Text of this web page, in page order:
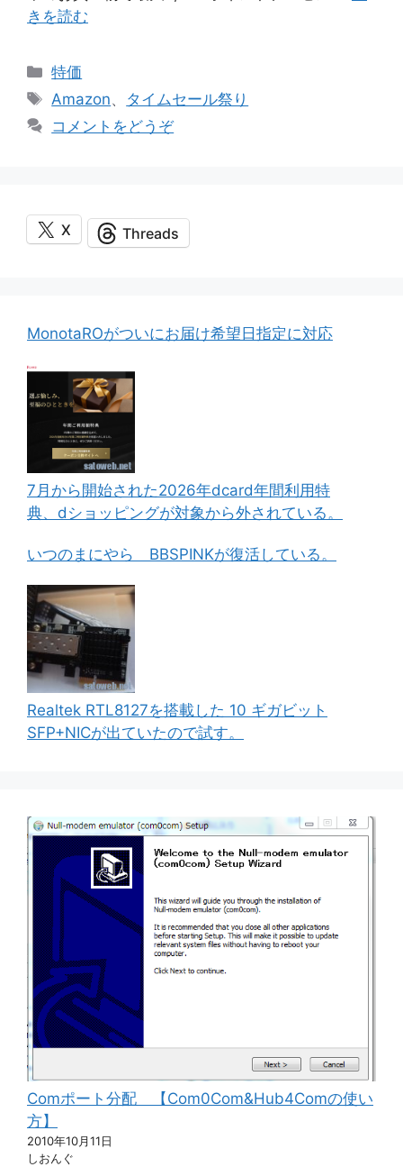
きを読む
カ
テ
リ
特価
タ
グ
Amazon、 タイムセール祭り
コメントをどうぞ
X Threads
MonotaROがついにお届け希望日指定に対応
7月から開始された2026年dcard年間利用特
典、dショッピングが対象から外されている。
いつのまにやら BBSPINKが復活している。
Realtek RTL8127を搭載した 10 ギガビット
SFP+NICが出ていたので試す。
Comポート分配 【Com0Com&Hub4Comの使い
方】
2010年10月11日
しおんぐ